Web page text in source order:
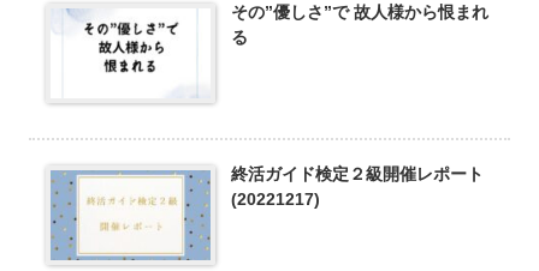
その”優しさ”で 故人様から恨まれ
る
終活ガイド検定２級開催レポート
(20221217)